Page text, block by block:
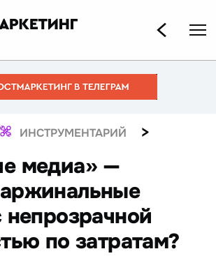
ИНСТРУМЕНТАРИЙ >
медиа» —
по затратам?